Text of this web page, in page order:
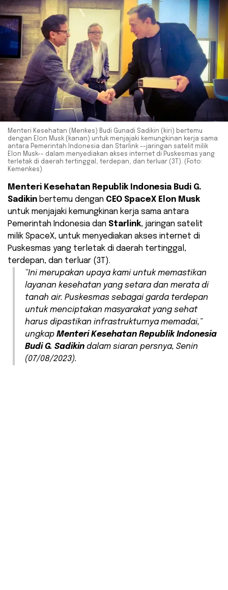
Menteri Kesehatan (Menkes) Budi Gunadi Sadikin (kiri) bertemu
dengan Elon Musk (kanan) untuk menjajaki kemungkinan kerja sama
antara Pemerintah Indonesia dan Starlink --jaringan satelit milik
Elon Musk-- dalam menyediakan akses internet di Puskesmas yang
terletak di daerah tertinggal, terdepan, dan terluar (3T). (Foto:
Kemenkes)
Menteri Kesehatan Republik Indonesia Budi G.
Sadikin bertemu dengan CEO SpaceX Elon Musk
untuk menjajaki kemungkinan kerja sama antara
Pemerintah Indonesia dan Starlink, jaringan satelit
milik SpaceX, untuk menyediakan akses internet di
Puskesmas yang terletak di daerah tertinggal,
terdepan, dan terluar (3T).
“Ini merupakan upaya kami untuk memastikan
layanan kesehatan yang setara dan merata di
tanah air. Puskesmas sebagai garda terdepan
untuk menciptakan masyarakat yang sehat
harus dipastikan infrastrukturnya memadai,”
ungkap Menteri Kesehatan Republik Indonesia
Budi G. Sadikin dalam siaran persnya, Senin
(07/08/2023).